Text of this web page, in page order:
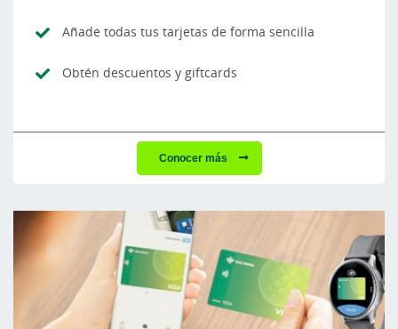
Añade todas tus tarjetas de forma sencilla
Obtén descuentos y giftcards
Conocer más